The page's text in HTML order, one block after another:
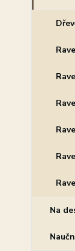
Na